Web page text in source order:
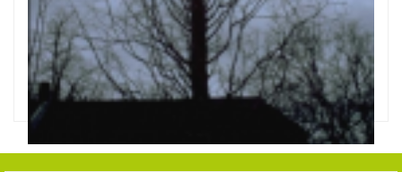
Watercipres
Metasequoia glyptostroboides